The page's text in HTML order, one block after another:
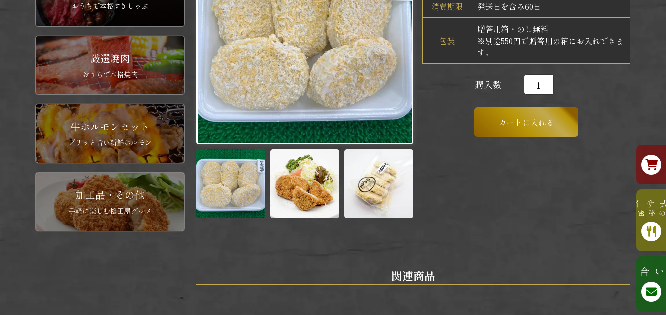
消費期限
発送日を含み60日
包装
贈答用箱・のし無料
※別途550円で贈答用の箱にお入れできま
す。
購入数
関連商品
おうちで本格すきしゃぶ
厳選焼肉
おうちで本格焼肉
牛ホルモンセット
プリッと旨い新鮮ホルモン
加工品・その他
手軽に楽しむ松田屋グルメ